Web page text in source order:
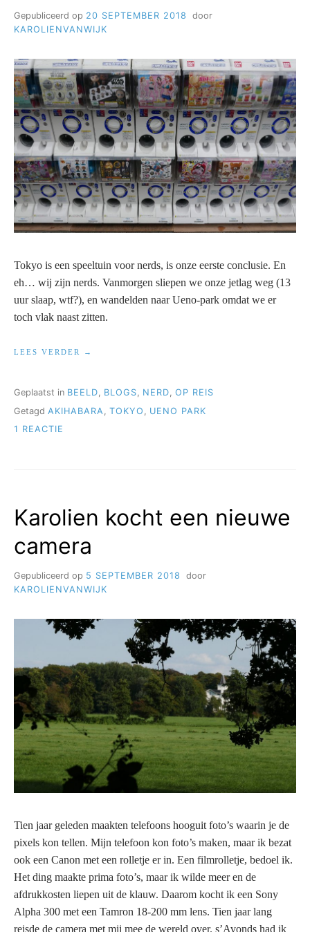
Gepubliceerd op 20 SEPTEMBER 2018
door
KAROLIENVANWIJK
Tokyo is een speeltuin voor nerds, is onze eerste conclusie. En
eh… wij zijn nerds. Vanmorgen sliepen we onze jetlag weg (13
uur slaap, wtf?), en wandelden naar Ueno-park omdat we er
toch vlak naast zitten.
LEES VERDER
“JAPANREIS
Geplaatst in BEELD, BLOGS, NERD, OP REIS
Getagd AKIHABARA TOKYO
UENO PARK
1 REACTIE
Karolien kocht een nieuwe
camera
Gepubliceerd op 5 SEPTEMBER 2018
door
KAROLIENVANWIJK
Tien jaar geleden maakten telefoons hooguit foto’s waarin je de
pixels kon tellen. Mijn telefoon kon foto’s maken, maar ik bezat
ook een Canon met een rolletje er in. Een filmrolletje, bedoel ik.
Het ding maakte prima foto’s, maar ik wilde meer en de
afdrukkosten liepen uit de klauw. Daarom kocht ik een Sony
Alpha 300 met een Tamron 18-200 mm lens. Tien jaar lang
reisde de camera met mij mee de wereld over. s’Avonds had ik